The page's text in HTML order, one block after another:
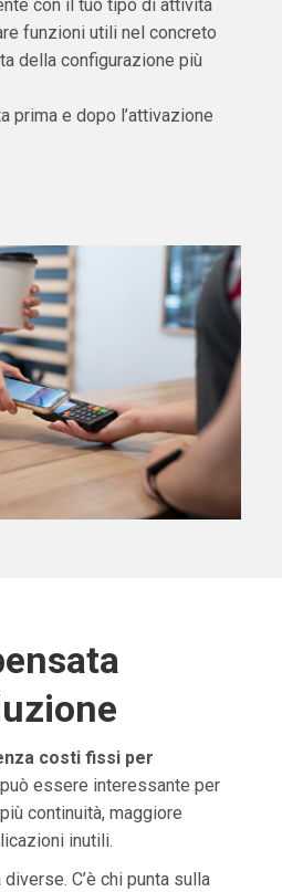
con il tuo tipo di attività
funzioni utili nel concreto
della configurazione più
prima e dopo l’attivazione
costi fissi per
essere interessante per
continuità, maggiore
inutili.
C’è chi punta sulla